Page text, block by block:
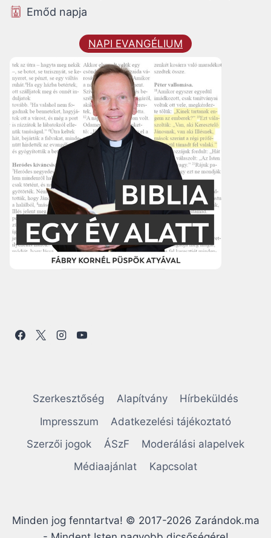
Emőd napja
NAPI EVANGÉLIUM
Szerkesztőség Alapítvány
Hírbeküldés
Impresszum
Adatkezelési tájékoztató
Szerzői jogok
ÁSzF
Moderálási alapelvek
Médiaajánlat
Kapcsolat
Minden jog fenntartva! © 2017-2026 Zarándok.ma